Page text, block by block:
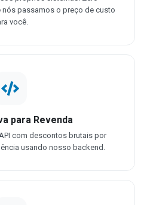
passamos o preço de custo
você.
para Revenda
com descontos brutais por
usando nosso backend.